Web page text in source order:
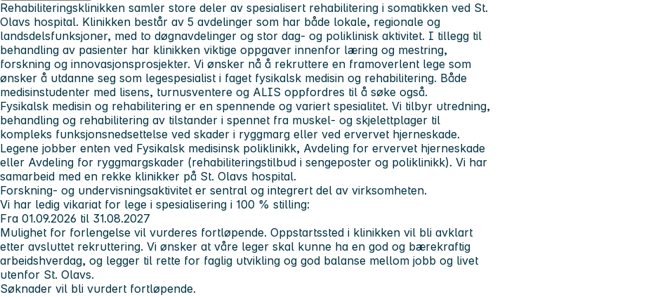
Rehabiliteringsklinikken samler store deler av spesialisert rehabilitering i somatikken ved St.
Olavs hospital. Klinikken består av 5 avdelinger som har både lokale, regionale og
landsdelsfunksjoner, med to døgnavdelinger og stor dag- og poliklinisk aktivitet. I tillegg til
behandling av pasienter har klinikken viktige oppgaver innenfor læring og mestring,
forskning og innovasjonsprosjekter. Vi ønsker nå å rekruttere en framoverlent lege som
ønsker å utdanne seg som legespesialist i faget fysikalsk medisin og rehabilitering. Både
medisinstudenter med lisens, turnusventere og ALIS oppfordres til å søke også.
Fysikalsk medisin og rehabilitering er en spennende og variert spesialitet. Vi tilbyr utredning,
behandling og rehabilitering av tilstander i spennet fra muskel- og skjelettplager til
kompleks funksjonsnedsettelse ved skader i ryggmarg eller ved ervervet hjerneskade.
Legene jobber enten ved Fysikalsk medisinsk poliklinikk, Avdeling for ervervet hjerneskade
eller Avdeling for ryggmargskader (rehabiliteringstilbud i sengeposter og poliklinikk). Vi har
samarbeid med en rekke klinikker på St. Olavs hospital.
Forskning- og undervisningsaktivitet er sentral og integrert del av virksomheten.
Vi har ledig vikariat for lege i spesialisering i 100 % stilling:
Fra 01.09.2026 til 31.08.2027
Mulighet for forlengelse vil vurderes fortløpende. Oppstartssted i klinikken vil bli avklart
etter avsluttet rekruttering. Vi ønsker at våre leger skal kunne ha en god og bærekraftig
arbeidshverdag, og legger til rette for faglig utvikling og god balanse mellom jobb og livet
utenfor St. Olavs.
Søknader vil bli vurdert fortløpende.